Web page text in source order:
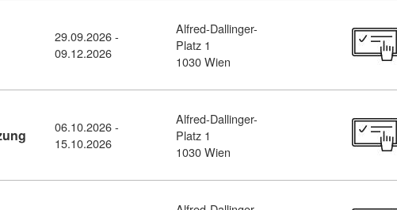
Frontenddevelopment mit HTML, CSS und JavaScript (11456350)
29.09.2026 -
09.12.2026
Alfred-Dallinger-
Platz 1
1030 Wien
Kursdetail: HTML und CSS Aufbaukurs mit KI-Unterstützung
06.10.2026 -
15.10.2026
Alfred-Dallinger-
Platz 1
1030 Wien